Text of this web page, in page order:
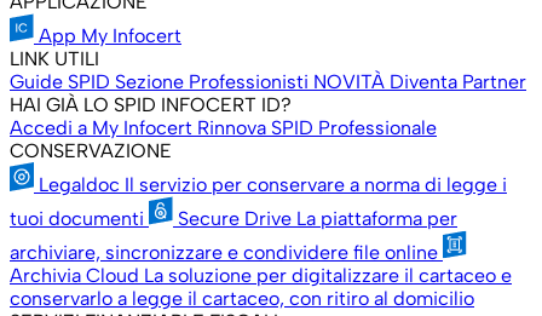
App My Infocert
LINK UTILI
Guide SPID Sezione Professionisti NOVITÀ Diventa Partner
HAI GIÀ LO SPID INFOCERT ID?
Accedi a My Infocert Rinnova SPID Professionale
CONSERVAZIONE
Legaldoc Il servizio per conservare a norma di legge i
tuoi documenti
Secure Drive La piattaforma per
archiviare, sincronizzare e condividere file online
Archivia Cloud La soluzione per digitalizzare il cartaceo e
conservarlo a legge il cartaceo, con ritiro al domicilio